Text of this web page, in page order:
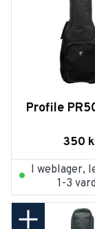
Profile
350
I weblager,
1-3